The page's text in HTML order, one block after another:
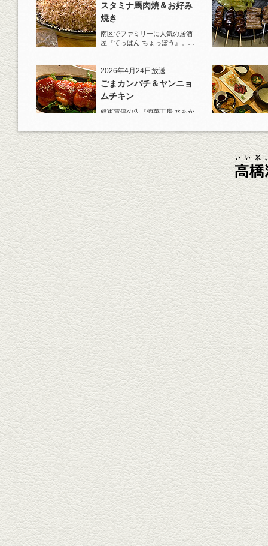
スタミナ馬肉焼＆お好み
焼き
南区でファミリーに人気の居酒
屋『てっぱん ちょっぽう』。王
2026年4月24日放送
ごまカンパチ＆ヤンニョ
ムチキン
健軍電停の先『酒菜工房 水あか
杯！まずは『ごまカンパチ』を
肴に。
2026年4月3日放送
元祖 鶏焼売＆牛テールの
土鍋めし
健軍電停そば『湯気立つ料理』
が名物の『yuge(ゆげ)』へ。
『白岳』を使った『旨み緑茶
割』で乾杯！
2026年3月13日放送
焼鳥おまかせ８本
健軍自衛隊通り『焼鳥 菖蒲谷』
で最高級の焼鳥を味わう。『銀
しろ...
2026年2月20日放送
1000円で飲めますｾｯﾄ＆
至福のﾊﾑｶﾂ など
東区の健軍電停のそば『居酒屋
食堂いしばしさん家』は、賑や
かでお...
2026年1月30日放送
焼き餃子＆海老チリ
栄通りの路地奥、隠れ家的な店
『富富飯店 新市街酒家』へ。２
階に...
2026年1月9日放送
酢だこ＆焼ぎょうざ
健軍で人吉の有名店のぎょうざ
を！『松龍軒健軍店』で、味わ
いの刻...
2025年12月19日放送